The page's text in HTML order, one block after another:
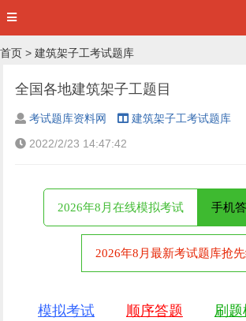
首页 > 建筑架子工考试题库
全国各地建筑架子工题目
考试题库资料网
建筑架子工考试题库
2022/2/23 14:47:42
2026年8月在线模拟考试 手机
2026年8月最新考试题库抢
模拟考试 顺序答题 刷